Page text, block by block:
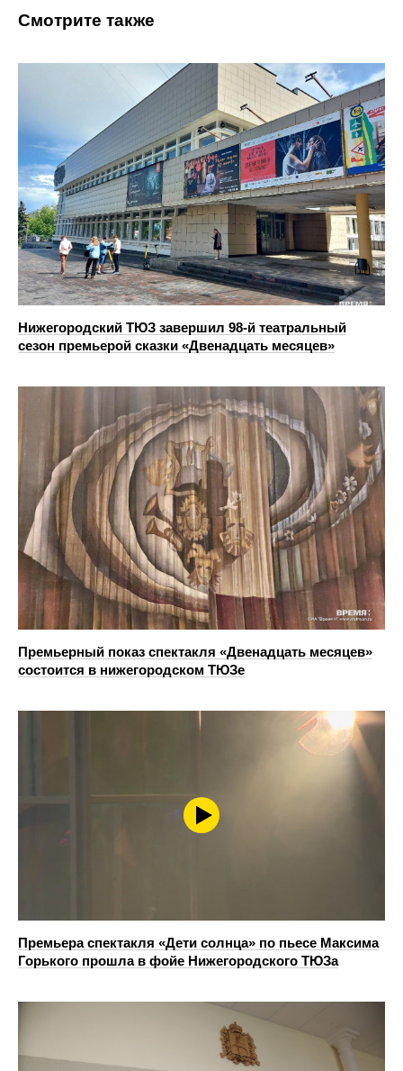
Смотрите также
Нижегородский ТЮЗ завершил 98-й театральный
сезон премьерой сказки «Двенадцать месяцев»
Премьерный показ спектакля «Двенадцать месяцев»
состоится в нижегородском ТЮЗе
Премьера спектакля «Дети солнца» по пьесе Максима
Горького прошла в фойе Нижегородского ТЮЗа